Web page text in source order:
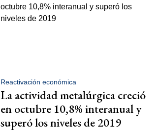
Reactivación económica
La actividad metalúrgica creció
en octubre 10,8% interanual y
superó los niveles de 2019